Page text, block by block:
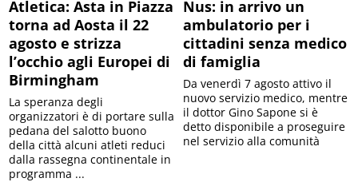
Atletica: Asta in Piazza
torna ad Aosta il 22
agosto e strizza
l’occhio agli Europei di
Birmingham
La speranza degli
organizzatori è di portare sulla
pedana del salotto buono
della città alcuni atleti reduci
dalla rassegna continentale in
programma ...
Nus: in arrivo un
ambulatorio per i
cittadini senza medico
di famiglia
Da venerdì 7 agosto attivo il
nuovo servizio medico, mentre
il dottor Gino Sapone si è
detto disponibile a proseguire
nel servizio alla comunità